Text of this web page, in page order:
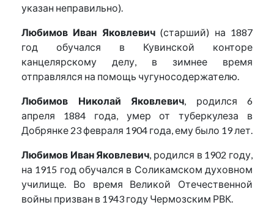
указан неправильно).
Любимов Иван Яковлевич(старший) на 1887
год обучался в Кувинской конторе
канцелярскому делу, в зимнее время
отправлялся на помощь чугуносодержателю.
Любимов Николай Яковлевич, родился 6
апреля 1884 года, умер от туберкулеза в
Добрянке 23 февраля 1904 года, ему было 19 лет.
Любимов Иван Яковлевич, родился в 1902 году,
на 1915 год обучался в Соликамском духовном
училище. Во время Великой Отечественной
войны призван в 1943 году Чермозским РВК.